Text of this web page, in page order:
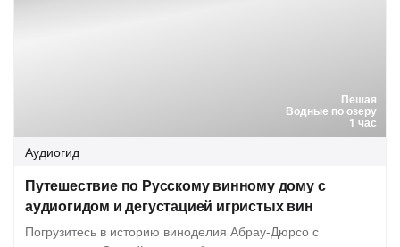
Пешая
Водные по озеру
1 час
Аудиогид
Путешествие по Русскому винному дому с
аудиогидом и дегустацией игристых вин
Погрузитесь в историю виноделия Абрау-Дюрсо с